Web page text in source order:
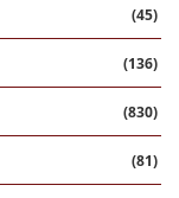
(45)
(136)
(830)
(81)